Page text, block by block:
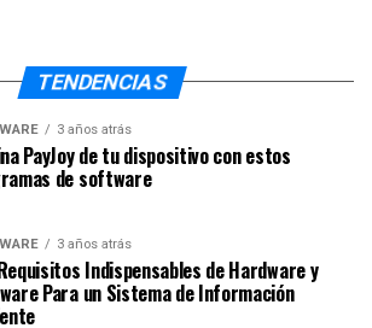
TENDENCIAS
3 años atrás
PayJoy de tu dispositivo con estos
de software
3 años atrás
Indispensables de Hardware y
Para un Sistema de Información